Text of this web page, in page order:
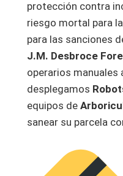
protección contra
riesgo mortal para
para las sanciones
J.M. Desbroce
operarios manuales
desplegamos
equipos de
sanear su parcela